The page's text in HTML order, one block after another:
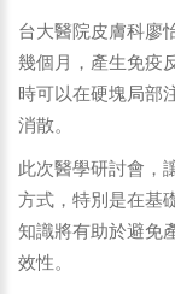
台大醫院皮膚科廖
幾個月，產生免疫
時可以在硬塊局部
消散。
此次醫學研討會，
方式，特別是在基
知識將有助於避免
效性。